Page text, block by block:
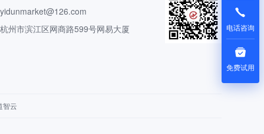
州市滨江区网商路599号网易大厦
智云
电话咨询
免费试用